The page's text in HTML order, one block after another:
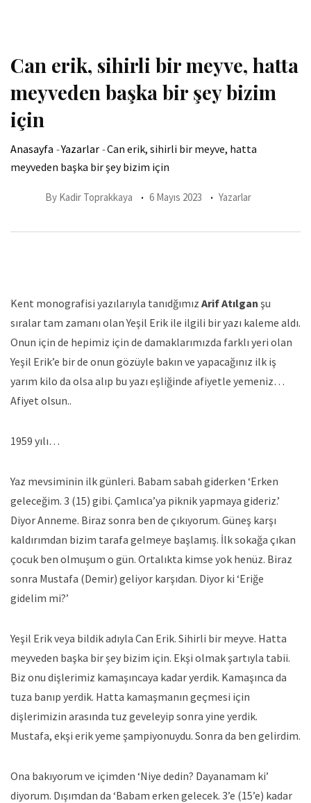
Can erik, sihirli bir meyve, hatta
meyveden başka bir şey bizim
için
Anasayfa -Yazarlar -Can erik, sihirli bir meyve, hatta
meyveden başka bir şey bizim için
By Kadir Toprakkaya 6 Mayıs 2023 Yazarlar
Kent monografisi yazılarıyla tanıdğımız Arif Atılgan şu
sıralar tam zamanı olan Yeşil Erik ile ilgili bir yazı kaleme aldı.
Onun için de hepimiz için de damaklarımızda farklı yeri olan
Yeşil Erik’e bir de onun gözüyle bakın ve yapacağınız ilk iş
yarım kilo da olsa alıp bu yazı eşliğinde afiyetle yemeniz…
Afiyet olsun..
1959 yılı…
Yaz mevsiminin ilk günleri. Babam sabah giderken ‘Erken
geleceğim. 3 (15) gibi. Çamlıca’ya piknik yapmaya gideriz.’
Diyor Anneme. Biraz sonra ben de çıkıyorum. Güneş karşı
kaldırımdan bizim tarafa gelmeye başlamış. İlk sokağa çıkan
çocuk ben olmuşum o gün. Ortalıkta kimse yok henüz. Biraz
sonra Mustafa (Demir) geliyor karşıdan. Diyor ki ‘Eriğe
gidelim mi?’
Yeşil Erik veya bildik adıyla Can Erik. Sihirli bir meyve. Hatta
meyveden başka bir şey bizim için. Ekşi olmak şartıyla tabii.
Biz onu dişlerimiz kamaşıncaya kadar yerdik. Kamaşınca da
tuza banıp yerdik. Hatta kamaşmanın geçmesi için
dişlerimizin arasında tuz geveleyip sonra yine yerdik.
Mustafa, ekşi erik yeme şampiyonuydu. Sonra da ben gelirdim.
Ona bakıyorum ve içimden ‘Niye dedin? Dayanamam ki’
diyorum. Dışımdan da ‘Babam erken gelecek. 3’e (15’e) kadar